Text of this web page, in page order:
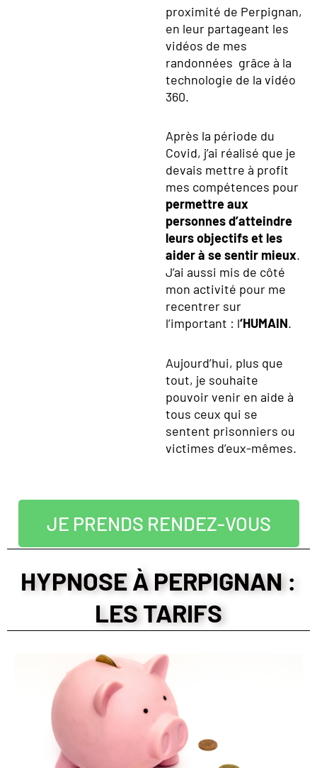
proximité de Perpignan,
en leur partageant les
vidéos de mes
randonnées grâce à la
technologie de la vidéo
360.
Après la période du
Covid, j’ai réalisé que je
devais mettre à profit
mes compétences pour
permettre aux
personnes d’atteindre
leurs objectifs et les
aider à se sentir mieux.
J’ai aussi mis de côté
mon activité pour me
recentrer sur
l’important : l‘HUMAIN.
Aujourd’hui, plus que
tout, je souhaite
pouvoir venir en aide à
tous ceux qui se
sentent prisonniers ou
victimes d’eux-mêmes.
JE PRENDS RENDEZ-VOUS
HYPNOSE À PERPIGNAN :
LES TARIFS